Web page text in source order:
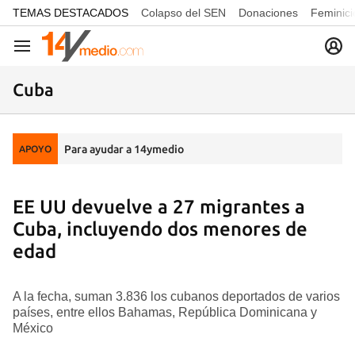
common.go-to-content
TEMAS DESTACADOS Colapso del SEN Donaciones
Navegación
Cuba
APOYO Para ayudar a 14ymedio
EE UU devuelve a 27 migrantes a
Cuba, incluyendo dos menores de
edad
A la fecha, suman 3.836 los cubanos deportados de varios
países, entre ellos Bahamas, República Dominicana y
México